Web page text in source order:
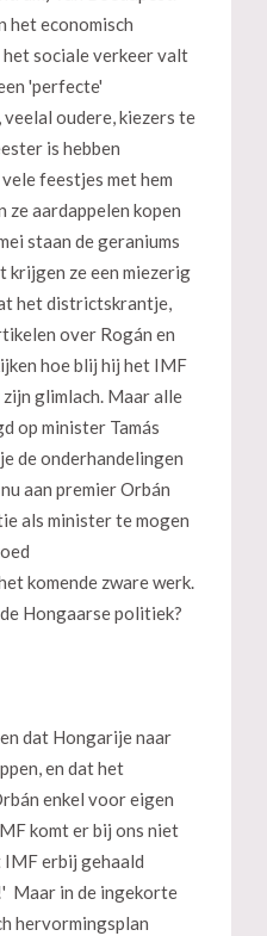
het economisch
sociale verkeer valt
'perfecte'
oudere, kiezers te
is hebben
feestjes met hem
ze aardappelen kopen
staan de geraniums
krijgen ze een miezerig
het districtskrantje,
over Rogán en
hoe blij hij het IMF
zijn glimlach. Maar alle
op minister Tamás
de onderhandelingen
aan premier Orbán
als minister te mogen
komende zware werk.
Hongaarse politiek?
dat Hongarije naar
en dat het
enkel voor eigen
komt er bij ons niet
IMF erbij gehaald
Maar in de ingekorte
hervormingsplan